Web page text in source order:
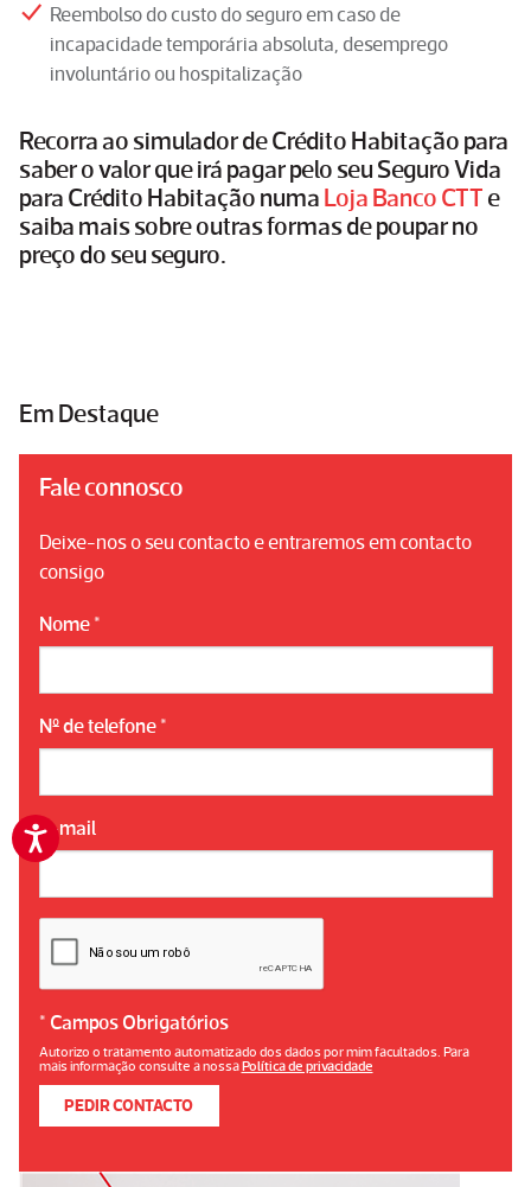
Reembolso do custo do seguro em caso de
incapacidade temporária absoluta, desemprego
involuntário ou hospitalização
Recorra ao simulador de Crédito Habitação para
saber o valor que irá pagar pelo seu Seguro Vida
para Crédito Habitação numa Loja Banco CTT e
saiba mais sobre outras formas de poupar no
preço do seu seguro.
Em Destaque
Fale connosco
Deixe-nos o seu contacto e entraremos em contacto
consigo
Nome *
Nº de telefone *
E-mail
* Campos Obrigatórios
Autorizo o tratamento automatizado dos dados por mim facultados. Para
mais informação consulte a nossaPolítica de privacidade
PEDIR CONTACTO